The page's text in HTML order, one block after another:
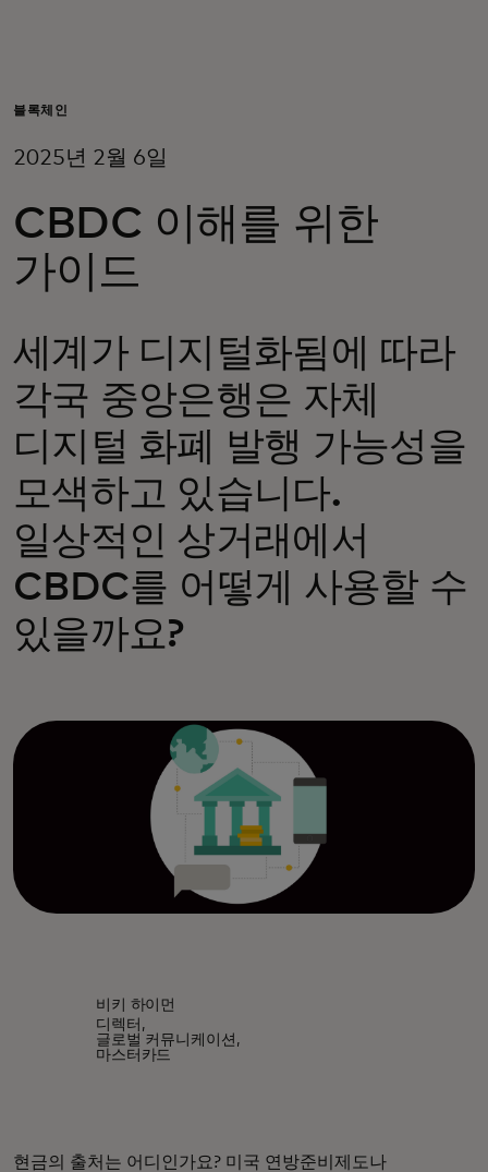
비즈니스 고객
이노베이터
블록체인
2025년 2월 6일
CBDC 이해를 위한
가이드
세계가 디지털화됨에 따라
각국 중앙은행은 자체
디지털 화폐 발행 가능성을
모색하고 있습니다.
일상적인 상거래에서
CBDC를 어떻게 사용할 수
있을까요?
비키 하이먼
디렉터,
글로벌 커뮤니케이션,
마스터카드
현금의 출처는 어디인가요? 미국 연방준비제도나